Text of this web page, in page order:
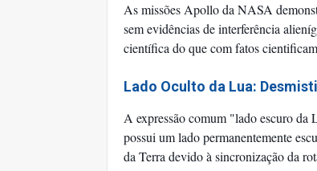
As missões Apollo da NASA
sem evidências de interferência
científica do que com fatos
Lado Oculto da Lua:
A expressão comum "lado escuro da
possui um lado permanentemente
da Terra devido à sincronização da